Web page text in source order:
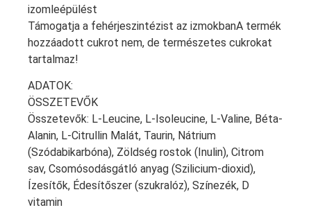
izomleépülést
Támogatja a fehérjeszintézist az izmokbanA termék
hozzáadott cukrot nem, de természetes cukrokat
tartalmaz!
ADATOK:
ÖSSZETEVŐK
Összetevők: L-Leucine, L-Isoleucine, L-Valine, Béta-
Alanin, L-Citrullin Malát, Taurin, Nátrium
(Szódabikarbóna), Zöldség rostok (Inulin), Citrom
sav, Csomósodásgátló anyag (Szilicium-dioxid),
Ízesítők, Édesítőszer (szukralóz), Színezék, D
vitamin